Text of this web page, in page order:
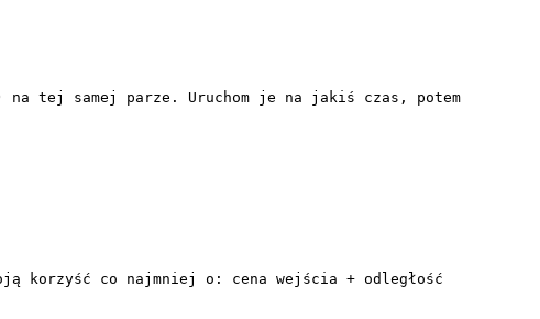
na tej samej parze. Uruchom je na jakiś czas, potem